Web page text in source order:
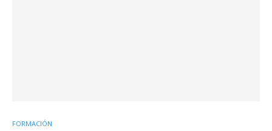
FORMACIÓN